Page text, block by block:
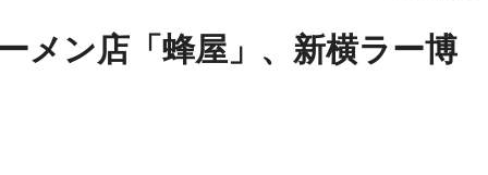
メン店「蜂屋」、新横ラー博